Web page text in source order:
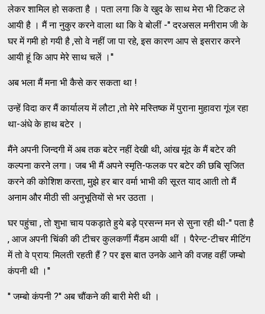
लेकर शामिल हो सकता है । पता लगा कि वे खुद के साथ मेरा भी टिकट ले
आयी है । मैं ना नुकुर करने वाला था कि वे बोलीं -'' दरअसल मनीराम जी के
घर में गमी हो गयी है ,सो वे नहीं जा पा रहे, इस कारण आप से इसरार करने
आयी हूं कि आप मेरे साथ चलें ।''
अब भला मैं मना भी कैसे कर सकता था !
उन्हें विदा कर मैं कार्यालय में लौटा ,तो मेरे मस्तिष्क में पुराना मुहावरा गूंज रहा
था-अंधे के हाथ बटेर ।
मैंने अपनी जिन्दगी में अब तक बटेर नहीं देखी थी, आंख मूंद के मैं बटेर की
कल्पना करने लगा। जब भी मैं अपने स्मृति-फलक पर बटेर की छबि सृजित
करने की कोशिश करता, मुझे हर बार वर्मा भाभी की सूरत याद आती तो मैं
अनाम और मीठी सी अनुभूतियों से भर उठता ।
घर पहुंचा , तो शुभा चाय पकड़ाते हुये बड़े प्रसन्न मन से सुना रही थी-'' पता है
, आज अपनी चिंकी की टीचर कुलकर्णी मैंडम आयी थीं । पैरेन्ट-टीचर मीटिंग
में तो वे प्राय: मिलती रहती हैं ? पर इस बात उनके आने की वजह वहीं जम्बो
कंपनी थी ।''
'' जम्बो कंपनी ?'' अब चौंकने की बारी मेरी थी ।